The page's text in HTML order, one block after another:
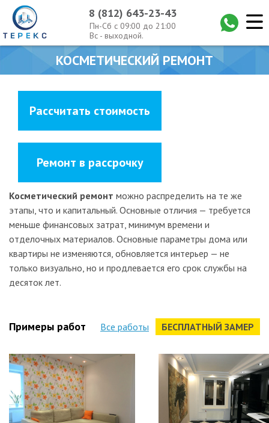
8 (812) 643-23-43
Пн-Сб с 09:00 до 21:00
Вс - выходной.
Рассчитать стоимость
Ремонт в рассрочку
Косметический ремонт можно распределить на те же
этапы, что и капитальный. Основные отличия — требуется
меньше финансовых затрат, минимум времени и
отделочных материалов. Основные параметры дома или
квартиры не изменяются, обновляется интерьер — не
только визуально, но и продлевается его срок службы на
десяток лет.
Примеры работ Все работы БЕСПЛАТНЫЙ ЗАМЕР
КОСМЕТИЧЕСКИЙ РЕМОНТ